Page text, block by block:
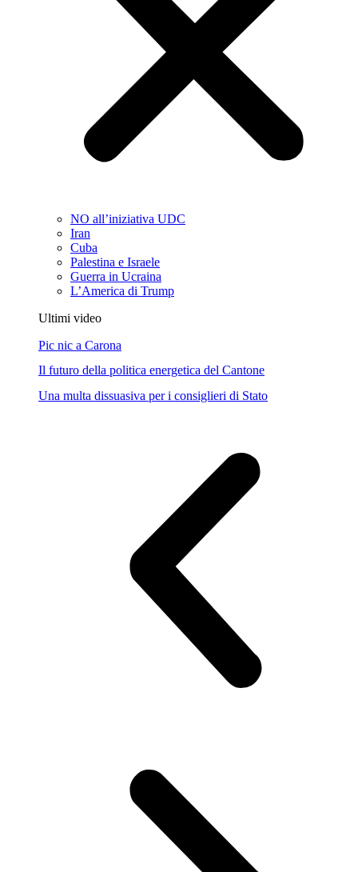
NO all’iniziativa UDC
Iran
Cuba
Palestina e Israele
Guerra in Ucraina
L’America di Trump
Ultimi video
Pic nic a Carona
Il futuro della politica energetica del Cantone
Una multa dissuasiva per i consiglieri di Stato